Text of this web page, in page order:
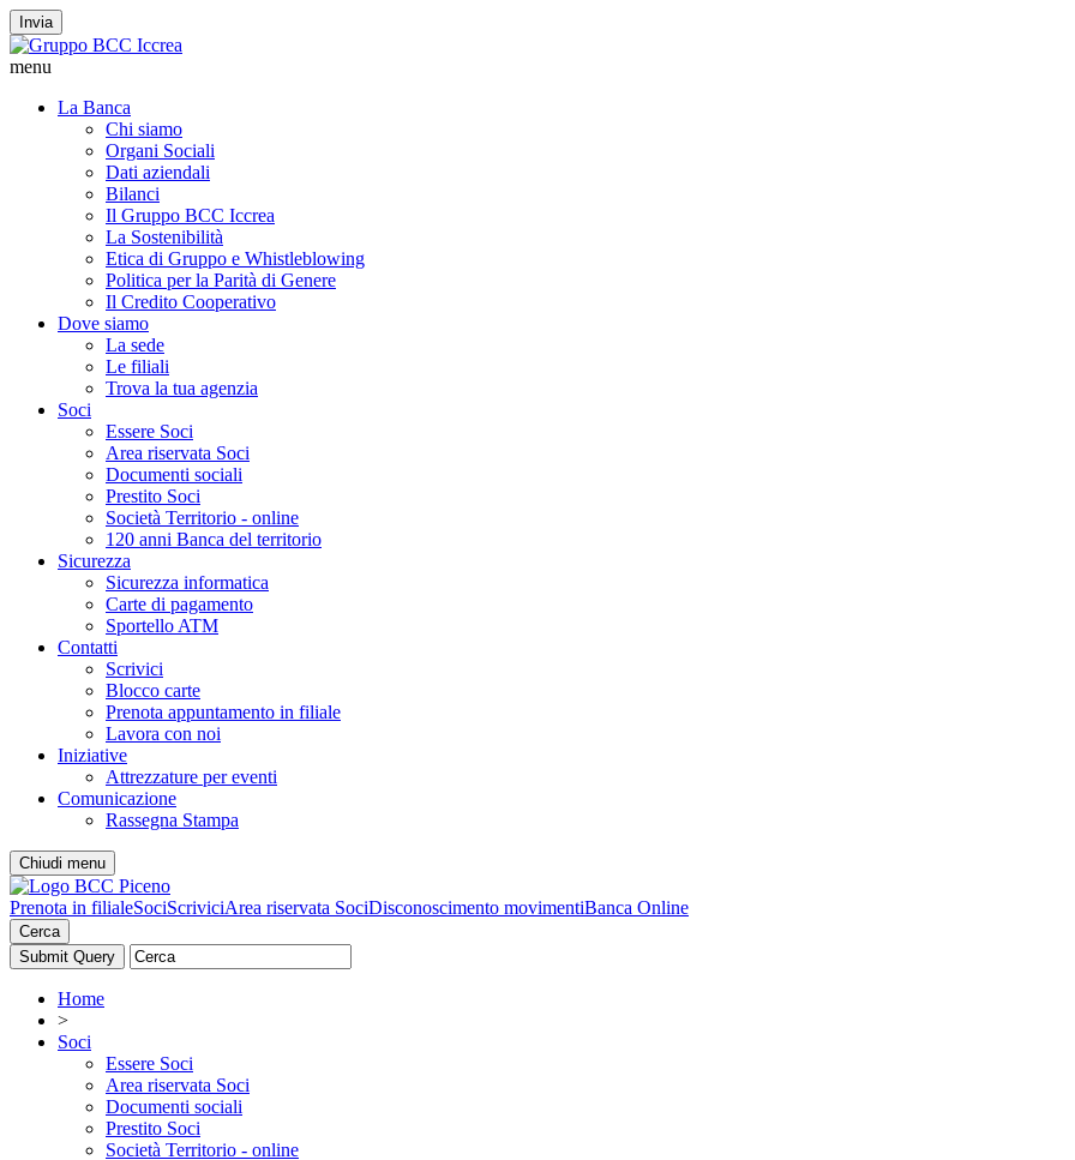
Invia
menu
La Banca
Chi siamo
Organi Sociali
Dati aziendali
Bilanci
Il Gruppo BCC Iccrea
La Sostenibilità
Etica di Gruppo e Whistleblowing
Politica per la Parità di Genere
Il Credito Cooperativo
Dove siamo
La sede
Le filiali
Trova la tua agenzia
Soci
Essere Soci
Area riservata Soci
Documenti sociali
Prestito Soci
Società Territorio - online
120 anni Banca del territorio
Sicurezza
Sicurezza informatica
Carte di pagamento
Sportello ATM
Contatti
Scrivici
Blocco carte
Prenota appuntamento in filiale
Lavora con noi
Iniziative
Attrezzature per eventi
Comunicazione
Rassegna Stampa
Chiudi menu
Prenota in filialeSociScriviciArea riservata SociDisconoscimento movimentiBanca Online
Cerca
Home
>
Soci
Essere Soci
Area riservata Soci
Documenti sociali
Prestito Soci
Società Territorio - online